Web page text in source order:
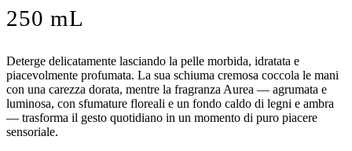
250 mL
Deterge delicatamente lasciando la pelle morbida, idratata e
piacevolmente profumata. La sua schiuma cremosa coccola le mani
con una carezza dorata, mentre la fragranza Aurea — agrumata e
luminosa, con sfumature floreali e un fondo caldo di legni e ambra
— trasforma il gesto quotidiano in un momento di puro piacere
sensoriale.